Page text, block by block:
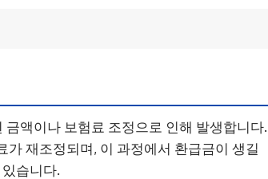
액이나 보험료 조정으로 인해 발생합니다.
가 재조정되며, 이 과정에서 환급금이 생길
습니다.